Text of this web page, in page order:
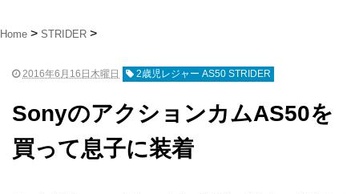
Home STRIDER
2016年6月16日木曜日 2歳児レジャー AS50 STRIDER
SonyのアクションカムAS50を
買って息子に装着